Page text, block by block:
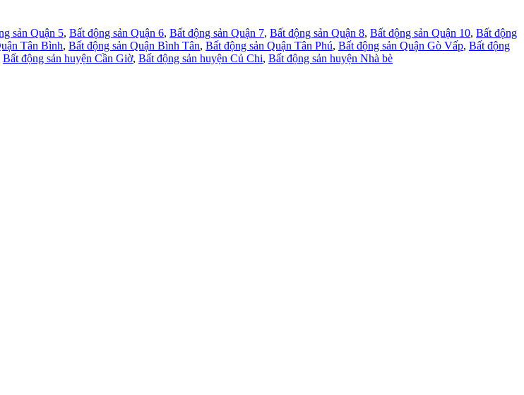
sản Quận 5, Bất động sản Quận 6, Bất động sản Quận 7, Bất động sản Quận 8, Bất động sản Quận 10, Bất động
Tân Bình, Bất động sản Quận Bình Tân, Bất động sản Quận Tân Phú, Bất động sản Quận Gò Vấp, Bất động
Bất động sản huyện Cần Giờ, Bất động sản huyện Củ Chi, Bất động sản huyện Nhà bè